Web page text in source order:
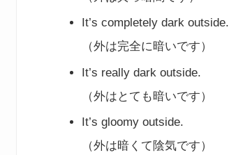
It’s completely dark outside.
（外は完全に暗いです）
It’s really dark outside.
（外はとても暗いです）
It’s gloomy outside.
（外は暗くて陰気です）